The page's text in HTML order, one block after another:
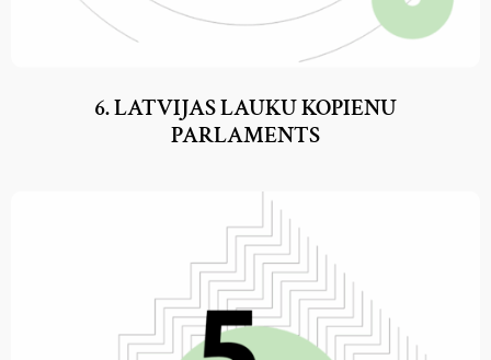
6. LATVIJAS LAUKU KOPIENU
PARLAMENTS